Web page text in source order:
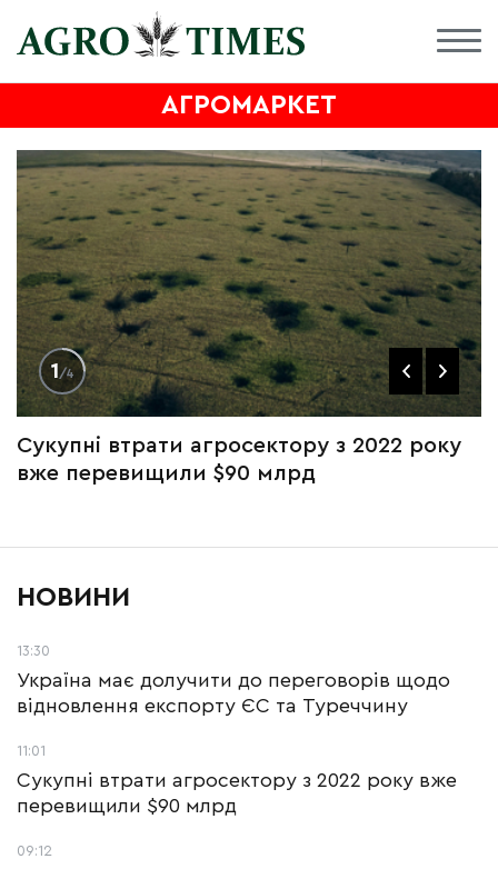
АГРОМАРКЕТ
Сукупні втрати агросектору з 2022 року
вже перевищили $90 млрд
1 /4
НОВИНИ
13:30
Україна має долучити до переговорів щодо
відновлення експорту ЄС та Туреччину
11:01
Сукупні втрати агросектору з 2022 року вже
перевищили $90 млрд
09:12